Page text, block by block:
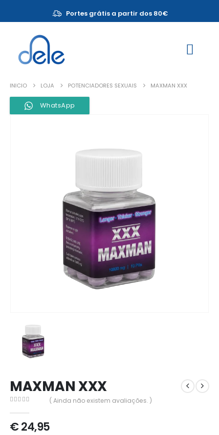
Portes grátis a partir dos 80€
INICIO LOJA POTENCIADORES SEXUAIS MAXMAN XXX
WhatsApp
MAXMAN XXX
( Ainda não existem avaliações. )
€24,95